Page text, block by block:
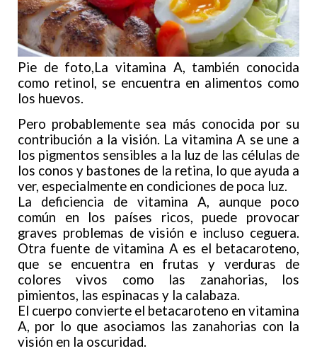
Pie de foto,La vitamina A, también conocida
como retinol, se encuentra en alimentos como
los huevos.
Pero probablemente sea más conocida por su
contribución a la visión. La vitamina A se une a
los pigmentos sensibles a la luz de las células de
los conos y bastones de la retina, lo que ayuda a
ver, especialmente en condiciones de poca luz.
La deficiencia de vitamina A, aunque poco
común en los países ricos, puede provocar
graves problemas de visión e incluso ceguera.
Otra fuente de vitamina A es el betacaroteno,
que se encuentra en frutas y verduras de
colores vivos como las zanahorias, los
pimientos, las espinacas y la calabaza.
El cuerpo convierte el betacaroteno en vitamina
A, por lo que asociamos las zanahorias con la
visión en la oscuridad.